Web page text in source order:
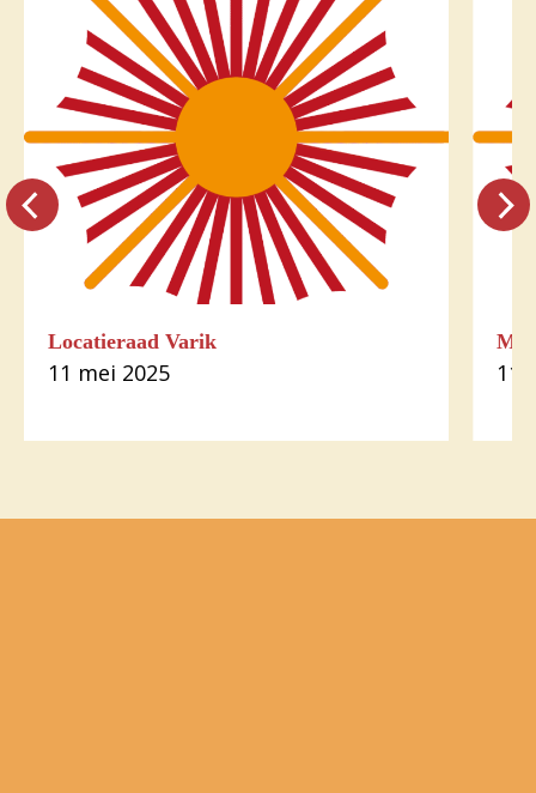
Locatieraad Varik
11 mei 2025 11